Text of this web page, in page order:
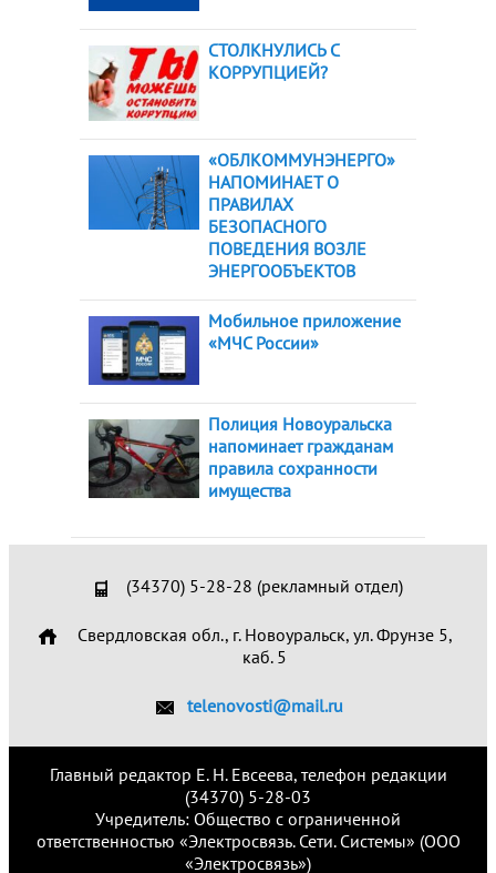
СТОЛКНУЛИСЬ С
КОРРУПЦИЕЙ?
«ОБЛКОММУНЭНЕРГО»
НАПОМИНАЕТ О
ПРАВИЛАХ
БЕЗОПАСНОГО
ПОВЕДЕНИЯ ВОЗЛЕ
ЭНЕРГООБЪЕКТОВ
Мобильное приложение
«МЧС России»
Полиция Новоуральска
напоминает гражданам
правила сохранности
имущества
(34370) 5-28-28 (рекламный отдел)
Свердловская обл., г. Новоуральск, ул. Фрунзе 5,
каб. 5
telenovosti@mail.ru
Главный редактор Е. Н. Евсеева, телефон редакции
(34370) 5-28-03
Учредитель: Общество с ограниченной
ответственностью «Электросвязь. Сети. Системы» (ООО
«Электросвязь»)